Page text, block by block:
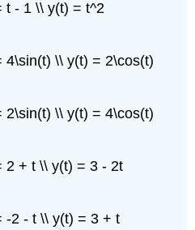
t - 1 \\ y(t) = t^2
4\sin(t) \\ y(t) = 2\cos(t)
2\sin(t) \\ y(t) = 4\cos(t)
2 + t \\ y(t) = 3 - 2t
-2 - t \\ y(t) = 3 + t